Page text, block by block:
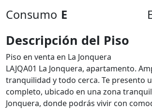
Consumo E
Descripción del Piso
Piso en venta en La Jonquera
LAJQA01 La Jonquera, apartamento.
tranquilidad y todo cerca. Te presento
completo, ubicado en una zona
Jonquera, donde podrás vivir con